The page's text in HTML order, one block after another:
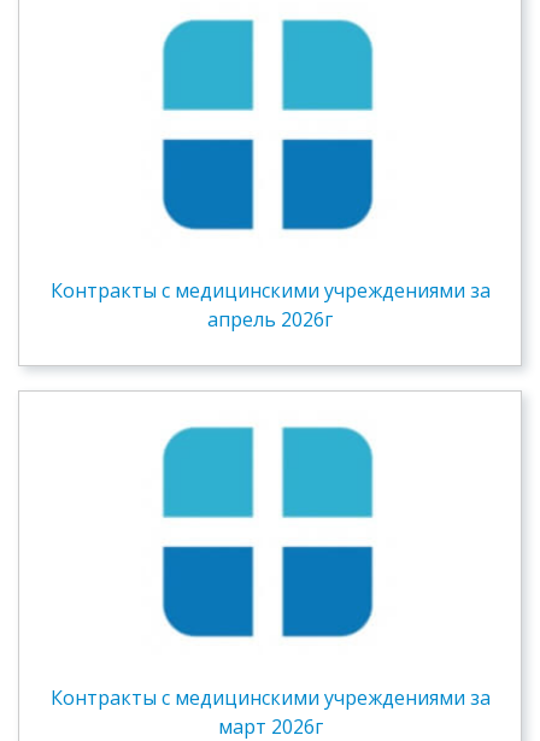
Контракты c медицинскими учреждениями за
апрель 2026г
Контракты c медицинскими учреждениями за
март 2026г